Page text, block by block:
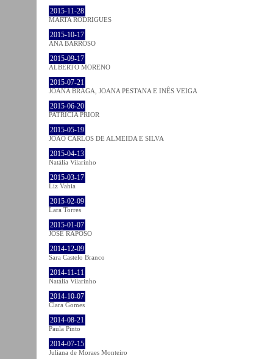
2015-11-28
MARTA RODRIGUES
2015-10-17
ANA BARROSO
2015-09-17
ALBERTO MORENO
2015-07-21
JOANA BRAGA, JOANA PESTANA E INÊS VEIGA
2015-06-20
PATRÍCIA PRIOR
2015-05-19
JOÃO CARLOS DE ALMEIDA E SILVA
2015-04-13
Natália Vilarinho
2015-03-17
Liz Vahia
2015-02-09
Lara Torres
2015-01-07
JOSÉ RAPOSO
2014-12-09
Sara Castelo Branco
2014-11-11
Natália Vilarinho
2014-10-07
Clara Gomes
2014-08-21
Paula Pinto
2014-07-15
Juliana de Moraes Monteiro